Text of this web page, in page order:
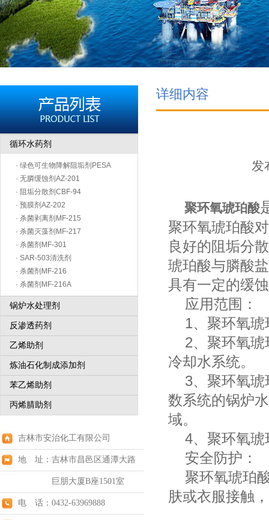
循环水药剂
· 绿色可生物降解阻垢剂PESA
· 无膦缓蚀剂AZ-201
· 阻垢分散剂CBF-94
· 预膜剂AZ-202
· 杀菌剥离剂MF-215
· 杀菌灭藻剂MF-217
· 杀菌剂MF-301
· SAR-503清洗剂
· 杀菌剂MF-216
· 杀菌剂MF-216A
锅炉水处理剂
反渗透药剂
乙烯助剂
炼油石化制成添加剂
苯乙烯助剂
丙烯腈助剂
吉林市安治化工有限公司
地 址：吉林市昌邑区通潭大路
巨朋大厦B座1501室
电 话：0432-63969888
详细内容
发
聚环氧琥珀酸
聚环氧琥珀酸
良好的阻垢分
琥珀酸与膦酸
具有一定的缓
应用范围：
1、聚环氧琥
2、聚环氧琥
冷却水系统。
3、聚环氧琥
数系统的锅炉
域。
4、聚环氧琥
安全防护：
聚环氧琥珀
肤或衣服接触